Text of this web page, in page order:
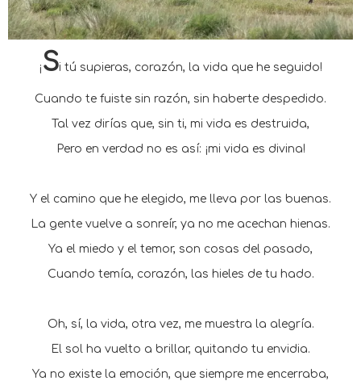
¡ Si tú supieras, corazón, la vida que he seguido!
Cuando te fuiste sin razón, sin haberte despedido.
Tal vez dirías que, sin ti, mi vida es destruida,
Pero en verdad no es así: ¡mi vida es divina!
Y el camino que he elegido, me lleva por las buenas.
La gente vuelve a sonreír, ya no me acechan hienas.
Ya el miedo y el temor, son cosas del pasado,
Cuando temía, corazón, las hieles de tu hado.
Oh, sí, la vida, otra vez, me muestra la alegría.
El sol ha vuelto a brillar, quitando tu envidia.
Ya no existe la emoción, que siempre me encerraba,